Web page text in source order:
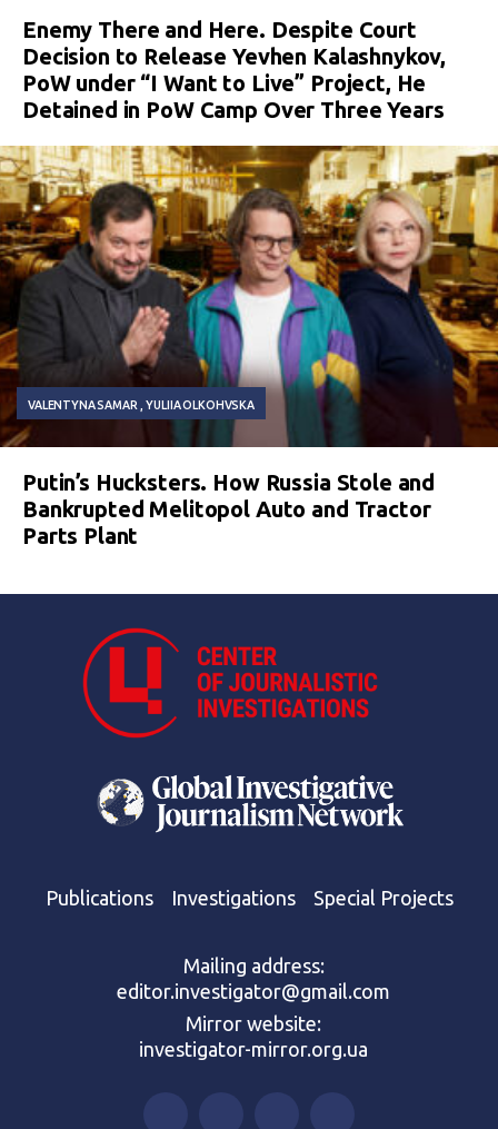
Enemy There and Here. Despite Court
Decision to Release Yevhen Kalashnykov,
PoW under “I Want to Live” Project, He
Detained in PoW Camp Over Three Years
VALENTYNA SAMAR YULIIA OLKOHVSKA
Putin’s Hucksters. How Russia Stole and
Bankrupted Melitopol Auto and Tractor
Parts Plant
Publications Investigations Special Projects
Mailing address:
editor.investigator@gmail.com
Mirror website:
investigator-mirror.org.ua